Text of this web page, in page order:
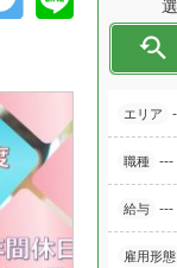

エリア
職種 ---
給与 ---
雇用形態